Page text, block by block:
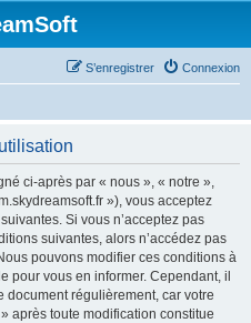
Connexion
S’enregistrer
ci-après par « nous », « notre »,
»), vous acceptez
Si vous n’acceptez pas
suivantes, alors n’accédez pas
pouvons modifier ces conditions à
pour vous en informer. Cependant, il
document régulièrement, car votre
après toute modification constitue